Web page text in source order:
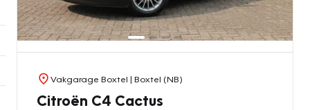
Vakgarage Boxtel | Boxtel (NB)
Citroën C4 Cactus